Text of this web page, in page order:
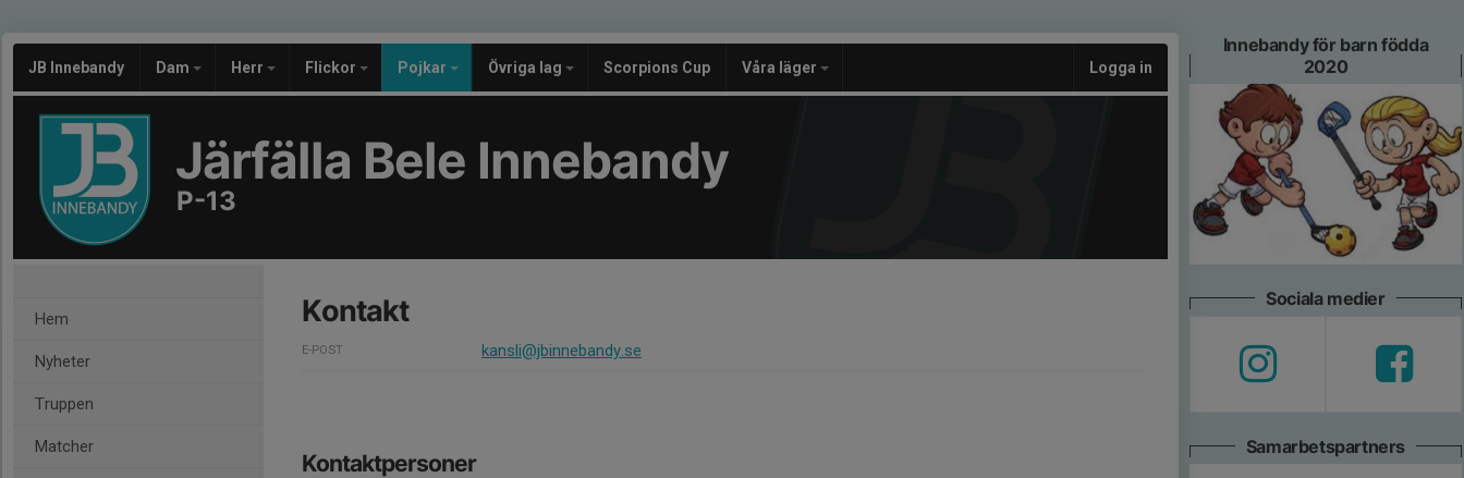
JB Innebandy Dam Herr Flickor Pojkar Övriga lag Scorpions Cup Våra läger Logga in
Järfälla Bele Innebandy
P-13
Hem
Nyheter
Truppen
Matcher
Kontakt
E-POST kansli@jbinnebandy.se
Kontaktpersoner
Innebandy för barn födda
2020
Sociala medier
Samarbetspartners